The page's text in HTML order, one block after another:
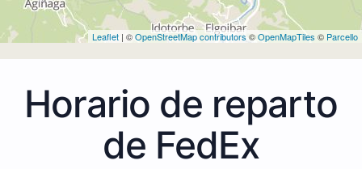
Leaflet | ©OpenStreetMap contributors ©OpenMapTiles © Parcello
Horario de reparto
de FedEx